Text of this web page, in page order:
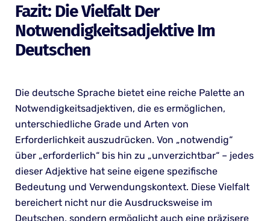
Fazit: Die Vielfalt Der
Notwendigkeitsadjektive Im
Deutschen
Die deutsche Sprache bietet eine reiche Palette an
Notwendigkeitsadjektiven, die es ermöglichen,
unterschiedliche Grade und Arten von
Erforderlichkeit auszudrücken. Von „notwendig“
über „erforderlich“ bis hin zu „unverzichtbar“ – jedes
dieser Adjektive hat seine eigene spezifische
Bedeutung und Verwendungskontext. Diese Vielfalt
bereichert nicht nur die Ausdrucksweise im
Deutschen, sondern ermöglicht auch eine präzisere